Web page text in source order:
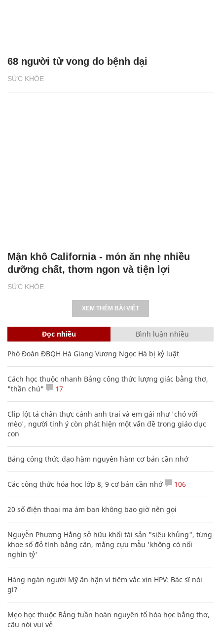
SỨC KHỎE
68 người tử vong do bệnh dại
SỨC KHỎE
Mận khô California - món ăn nhẹ nhiều
dưỡng chất, thơm ngon và tiện lợi
XEM THÊM BÀI VIẾT
Đọc nhiều Bình luận nhiều
Phó Đoàn ĐBQH Hà Giang Vương Ngọc Hà bị kỷ luật
Cách học thuộc nhanh Bảng công thức lượng giác bằng thơ,
"thần chú"
17
Clip lột tả chân thực cảnh anh trai và em gái như 'chó với
mèo', người tinh ý còn phát hiện một vấn đề trong giáo dục
con
Bảng công thức đạo hàm nguyên hàm cơ bản cần nhớ
Các công thức hóa học lớp 8, 9 cơ bản cần nhớ 106
20 số điện thoại ma ám bạn không bao giờ nên gọi
Nguyễn Phương Hằng sở hữu khối tài sản "siêu khủng", từng
khoe sổ đỏ tính bằng cân, mắng cựu mẫu 'không có nổi
nghìn tỷ'
Hàng ngàn người Mỹ ân hận vì tiêm vắc xin HPV: Bác sĩ nói
gì?
Mẹo học thuộc Bảng tuần hoàn nguyên tố hóa học bằng thơ,
câu nói vui vẻ